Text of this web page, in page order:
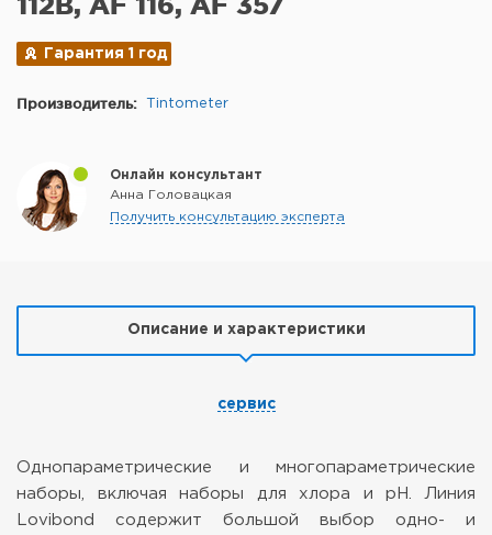
Гарантия 1 год
Производитель: Tintometer
Онлайн консультант
Анна Головацкая
Получить консультацию эксперта
Описание и характеристики
сервис
Однопараметрические и многопараметрические
наборы, включая наборы для хлора и pH. Линия
Lovibond содержит большой выбор одно- и